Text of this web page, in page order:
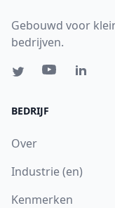
Gebouwd voor
bedrijven.
BEDRIJF
Over
Industrie (en)
Kenmerken